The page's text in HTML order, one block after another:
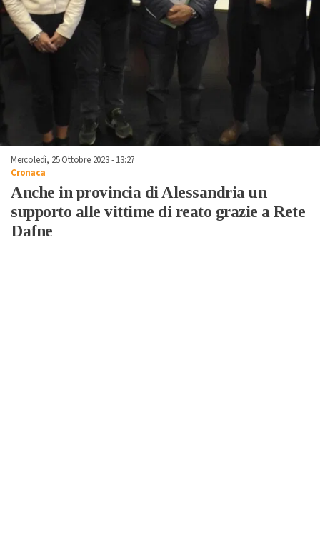
Mercoledì, 25 Ottobre 2023 - 13:27
Cronaca
Anche in provincia di Alessandria un
supporto alle vittime di reato grazie a Rete
Dafne